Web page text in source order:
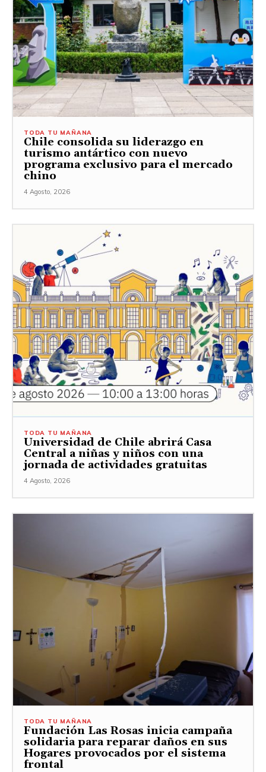
TODA TU MAÑANA
Chile consolida su liderazgo en
turismo antártico con nuevo
programa exclusivo para el mercado
chino
4 Agosto, 2026
TODA TU MAÑANA
Universidad de Chile abrirá Casa
Central a niñas y niños con una
jornada de actividades gratuitas
4 Agosto, 2026
TODA TU MAÑANA
Fundación Las Rosas inicia campaña
solidaria para reparar daños en sus
Hogares provocados por el sistema
frontal